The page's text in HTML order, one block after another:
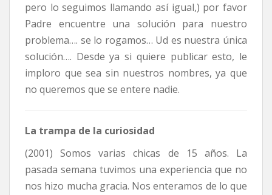
pero lo seguimos llamando así igual,) por favor
Padre encuentre una solución para nuestro
problema…. se lo rogamos… Ud es nuestra única
solución…. Desde ya si quiere publicar esto, le
imploro que sea sin nuestros nombres, ya que
no queremos que se entere nadie.
La trampa de la curiosidad
(2001) Somos varias chicas de 15 años. La
pasada semana tuvimos una experiencia que no
nos hizo mucha gracia. Nos enteramos de lo que